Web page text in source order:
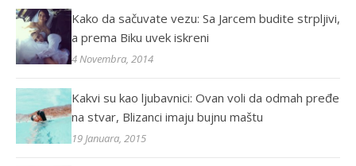
Kako da sačuvate vezu: Sa Jarcem budite strpljivi,
a prema Biku uvek iskreni
4 Novembra, 2014
Kakvi su kao ljubavnici: Ovan voli da odmah pređe
na stvar, Blizanci imaju bujnu maštu
19 Januara, 2015